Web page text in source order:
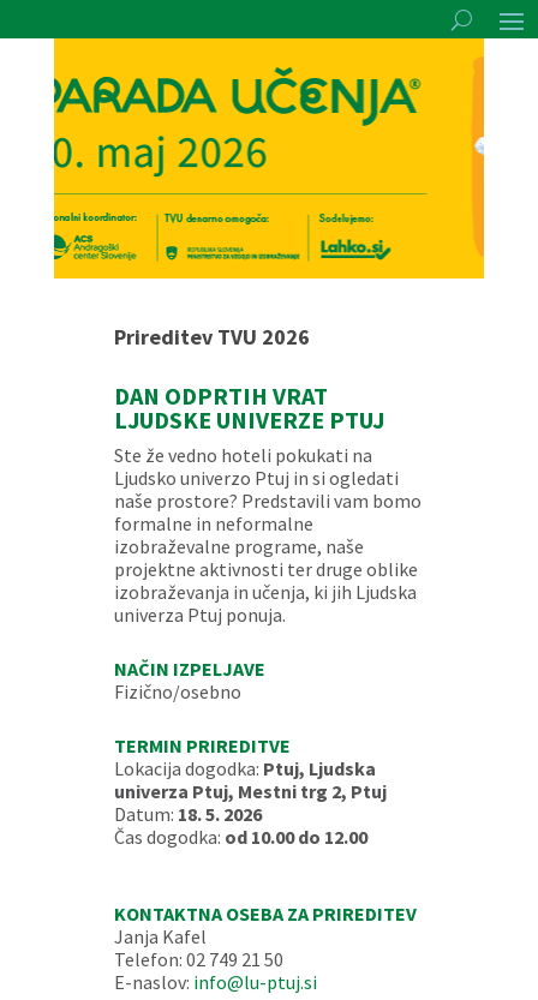
Prireditev TVU 2026
DAN ODPRTIH VRAT
LJUDSKE UNIVERZE PTUJ
Ste že vedno hoteli pokukati na
Ljudsko univerzo Ptuj in si ogledati
naše prostore? Predstavili vam bomo
formalne in neformalne
izobraževalne programe, naše
projektne aktivnosti ter druge oblike
izobraževanja in učenja, ki jih Ljudska
univerza Ptuj ponuja.
NAČIN IZPELJAVE
Fizično/osebno
TERMIN PRIREDITVE
Lokacija dogodka: Ptuj, Ljudska
univerza Ptuj, Mestni trg 2, Ptuj
Datum: 18. 5. 2026
Čas dogodka: od 10.00 do 12.00
KONTAKTNA OSEBA ZA PRIREDITEV
Janja Kafel
Telefon: 02 749 21 50
E-naslov: info@lu-ptuj.si